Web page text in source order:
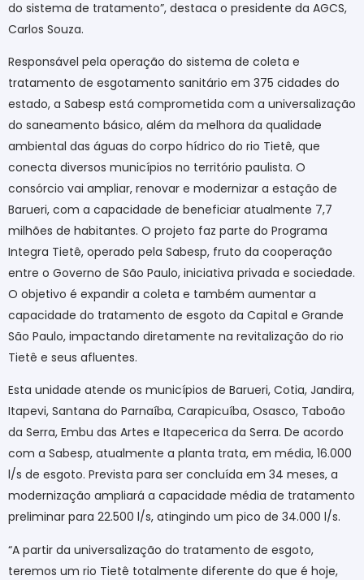
do sistema de tratamento”, destaca o presidente da AGCS,
Carlos Souza.
Responsável pela operação do sistema de coleta e
tratamento de esgotamento sanitário em 375 cidades do
estado, a Sabesp está comprometida com a universalização
do saneamento básico, além da melhora da qualidade
ambiental das águas do corpo hídrico do rio Tietê, que
conecta diversos municípios no território paulista. O
consórcio vai ampliar, renovar e modernizar a estação de
Barueri, com a capacidade de beneficiar atualmente 7,7
milhões de habitantes. O projeto faz parte do Programa
Integra Tietê, operado pela Sabesp, fruto da cooperação
entre o Governo de São Paulo, iniciativa privada e sociedade.
O objetivo é expandir a coleta e também aumentar a
capacidade do tratamento de esgoto da Capital e Grande
São Paulo, impactando diretamente na revitalização do rio
Tietê e seus afluentes.
Esta unidade atende os municípios de Barueri, Cotia, Jandira,
Itapevi, Santana do Parnaíba, Carapicuíba, Osasco, Taboão
da Serra, Embu das Artes e Itapecerica da Serra. De acordo
com a Sabesp, atualmente a planta trata, em média, 16.000
l/s de esgoto. Prevista para ser concluída em 34 meses, a
modernização ampliará a capacidade média de tratamento
preliminar para 22.500 l/s, atingindo um pico de 34.000 l/s.
“A partir da universalização do tratamento de esgoto,
teremos um rio Tietê totalmente diferente do que é hoje,